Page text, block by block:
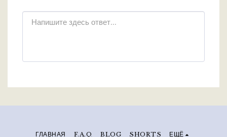
ГЛАВНАЯ F.A.Q BLOG SHORTS ЕЩЁ